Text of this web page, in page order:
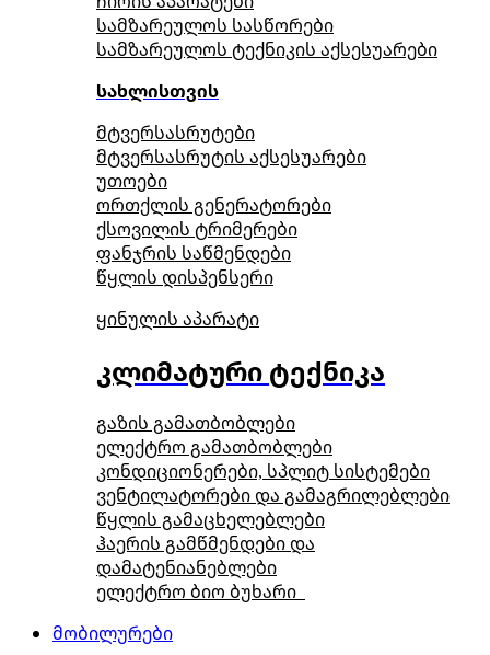
სამზარეულოს სასწორები
სამზარეულოს ტექნიკის აქსესუარები
სახლისთვის
მტვერსასრუტები
მტვერსასრუტის აქსესუარები
უთოები
ორთქლის გენერატორები
ქსოვილის ტრიმერები
ფანჯრის საწმენდები
წყლის დისპენსერი
ყინულის აპარატი
კლიმატური ტექნიკა
გაზის გამათბობლები
ელექტრო გამათბობლები
კონდიციონერები, სპლიტ სისტემები
ვენტილატორები და გამაგრილებლები
წყლის გამაცხელებლები
ჰაერის გამწმენდები და
დამატენიანებლები
ელექტრო ბიო ბუხარი
მობილურები